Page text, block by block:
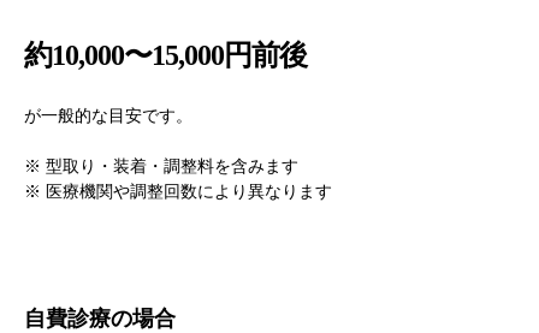
約10,000〜15,000円前後
が一般的な目安です。
※ 型取り・装着・調整料を含みます
※ 医療機関や調整回数により異なります
自費診療の場合